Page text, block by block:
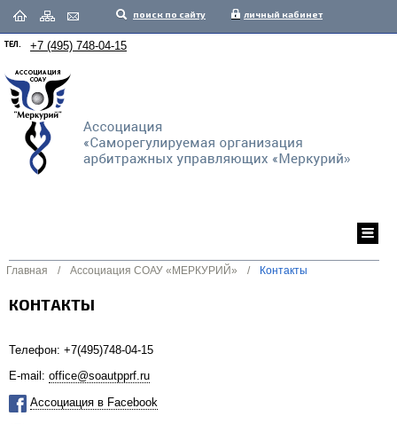
поиск по сайту личный кабинет
ТЕЛ. +7 (495) 748-04-15
Главная / Ассоциация СОАУ «МЕРКУРИЙ» / Контакты
КОНТАКТЫ
Телефон: +7(495)748-04-15
E-mail: office@soautpprf.ru
Ассоциация в Facebook